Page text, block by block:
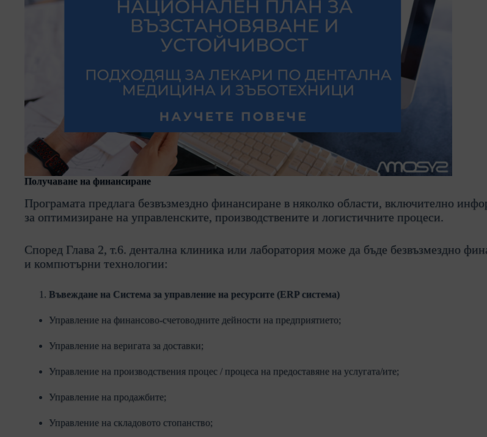
Получаване на финансиране
Програмата предлага безвъзмездно финансиране в няколко области, включително
за оптимизиране на управленските, производствените и логистичните процеси.
Според Глава 2, т.6. дентална клиника или лаборатория може да бъде безвъзмездно
и компютърни технологии:
Въвеждане на Система за управление на ресурсите (ERP система)
Управление на финансово-счетоводните дейности на предприятието;
Управление на веригата за доставки;
Управление на производствения процес / процеса на предоставяне на услугата/ите;
Управление на продажбите;
Управление на складовото стопанство;